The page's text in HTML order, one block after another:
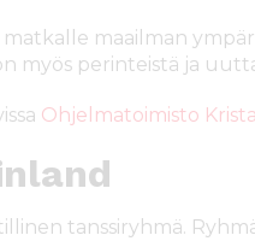
maailman
myös perinteistä ja
Ohjelmatoimisto
tanssiryhmä.